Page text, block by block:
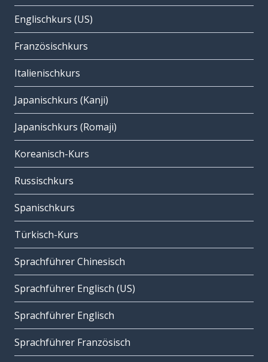
Englischkurs (US)
Französischkurs
Italienischkurs
Japanischkurs (Kanji)
Japanischkurs (Romaji)
Koreanisch-Kurs
Russischkurs
Spanischkurs
Türkisch-Kurs
Sprachführer Chinesisch
Sprachführer Englisch (US)
Sprachführer Englisch
Sprachführer Französisch